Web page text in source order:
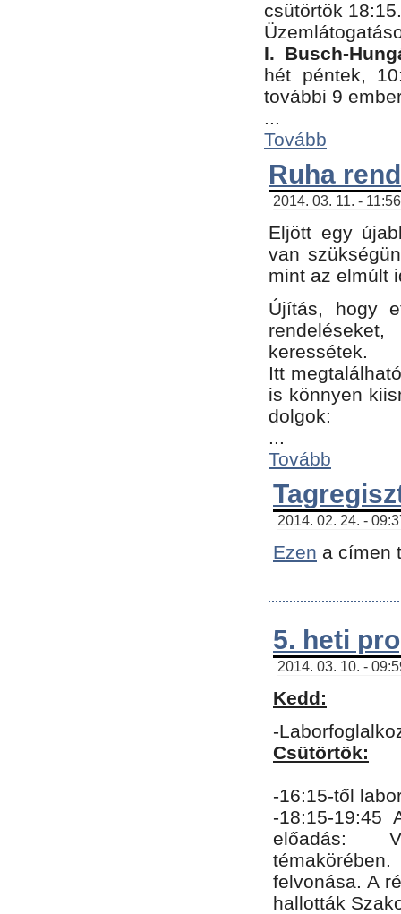
csütörtök 18:15.
I. Busch-
hét péntek,
további 9
...
Tovább
Ruha
2014. 03. 11. -
Eljött egy
van
mint az elmúlt
Újítás, hogy
keressétek.
Itt
is könnyen
dolgok:
...
Tovább
2014. 02. 24. -
Ezen a címen
5. heti
2014. 03. 10. -
Kedd:
-
Csütörtök:
-16:15-től
-18:15-19:45
előadás:
felvonása. A
hallották